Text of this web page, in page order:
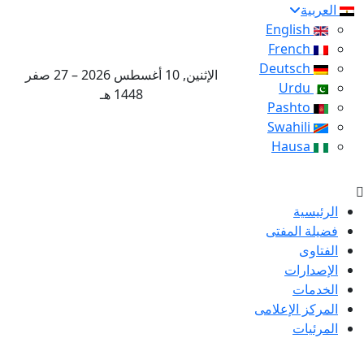
العربية
الإثنين, 10 أغسطس 2026 – 27 صفر
1448 هـ
الرئيسية
فضيلة المفتى
الفتاوى
الإصدارات
الخدمات
المركز الإعلامى
المرئيات